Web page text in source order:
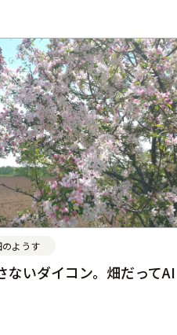
のようす
ないダイコン。畑だってAI